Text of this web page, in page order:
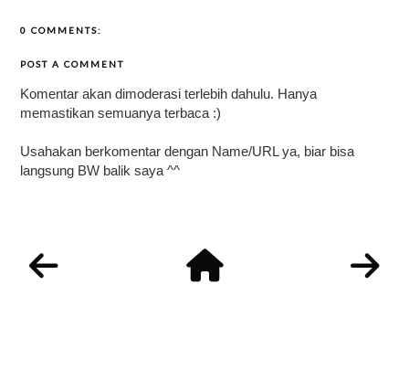
0 COMMENTS:
POST A COMMENT
Komentar akan dimoderasi terlebih dahulu. Hanya
memastikan semuanya terbaca :)
Usahakan berkomentar dengan Name/URL ya, biar bisa
langsung BW balik saya ^^